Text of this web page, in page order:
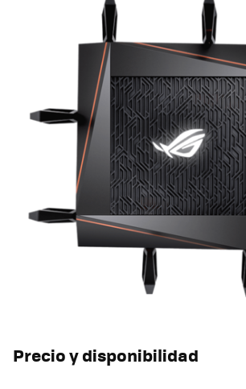
Precio y disponibilidad